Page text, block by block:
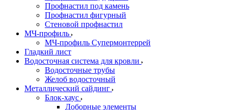
Профнастил под камень
Профнастил фигурный
Стеновой профнастил
МЧ-профиль
МЧ-профиль Супермонтеррей
Гладкий лист
Водосточная система для кровли
Водосточные трубы
Желоб водосточный
Металлический сайдинг
Блок-хаус
Доборные элементы